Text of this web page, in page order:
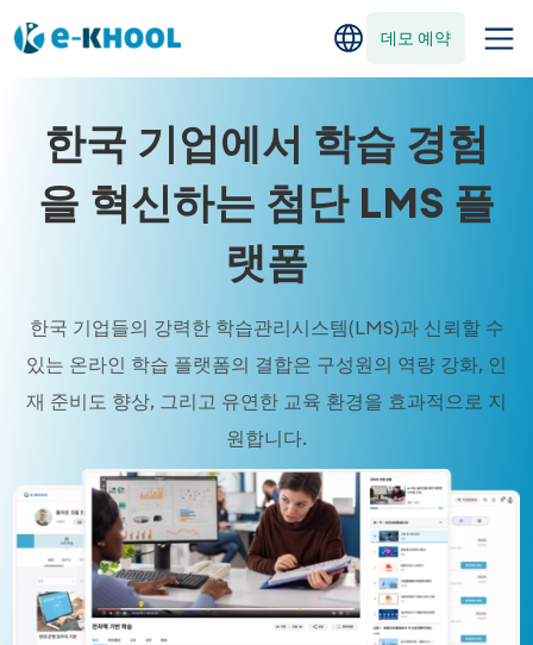
데모 예약
한국 기업에서 학습 경험
을 혁신하는 첨단 LMS 플
랫폼
한국 기업들의 강력한 학습관리시스템(LMS)과 신뢰할 수
있는 온라인 학습 플랫폼의 결합은 구성원의 역량 강화, 인
재 준비도 향상, 그리고 유연한 교육 환경을 효과적으로 지
원합니다.